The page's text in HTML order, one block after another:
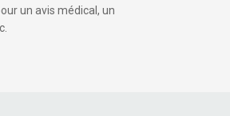
un avis médical, un